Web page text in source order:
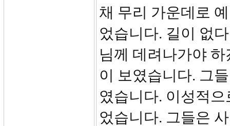
채 무리 가운데로
었습니다. 길이 없
님께 데려나가야
이 보였습니다. 그
였습니다. 이성적
었습니다. 그들은